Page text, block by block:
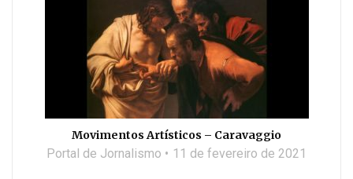
Movimentos Artísticos – Caravaggio
Portal de Jornalismo 11 de fevereiro de 2021